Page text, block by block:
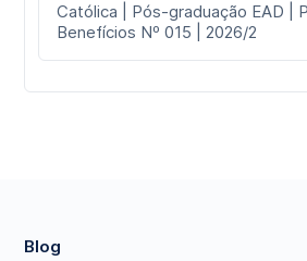
Católica | Pós-graduação EAD |
Benefícios Nº 015 | 2026/2
Blog